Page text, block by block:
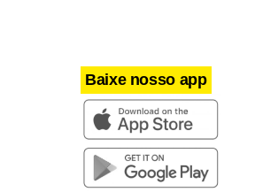
como
com
Baixe nosso app